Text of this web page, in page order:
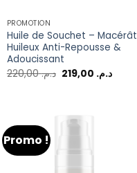
PROMOTION
Huile de Souchet – Macérât
Huileux Anti-Repousse &
Adoucissant
د.م.220,00 د.م.
Promo !